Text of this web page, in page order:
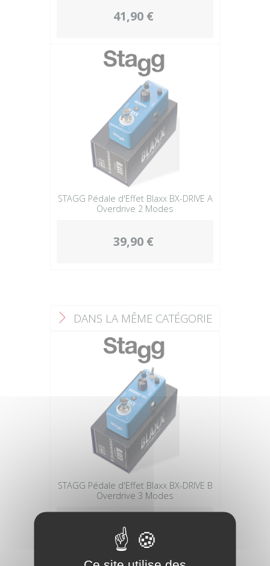
41,90 €
STAGG Pédale d'Effet Blaxx BX-DRIVE A
Overdrive 2 Modes
39,90 €
F DANS LA MÊME CATÉGORIE
STAGG Pédale d'Effet Blaxx BX-DRIVE B
Overdrive 3 Modes
41,90 €